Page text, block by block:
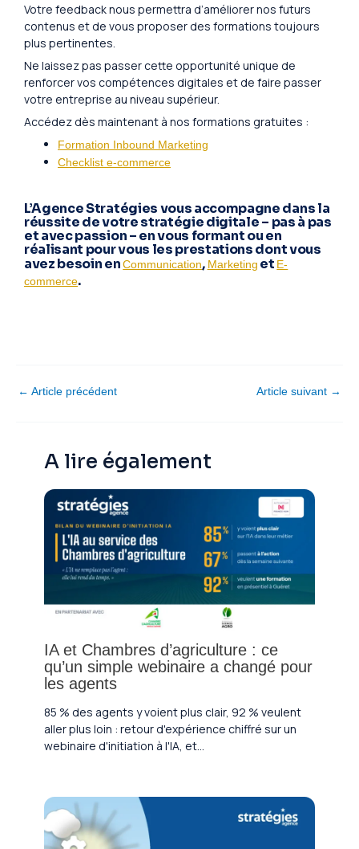
Votre feedback nous permettra d’améliorer nos futurs
contenus et de vous proposer des formations toujours
plus pertinentes.
Ne laissez pas passer cette opportunité unique de
renforcer vos compétences digitales et de faire passer
votre entreprise au niveau supérieur.
Accédez dès maintenant à nos formations gratuites :
Formation Inbound Marketing
Checklist e-commerce
L’Agence Stratégies vous accompagne dans la
réussite de votre stratégie digitale – pas à pas
et avec passion – en vous formant ou en
réalisant pour vous les prestations dont vous
avez besoin enCommunication, Marketing et E-
commerce.
← Article précédent Article suivant →
A lire également
IA et Chambres d’agriculture : ce
qu’un simple webinaire a changé pour
les agents
85 % des agents y voient plus clair, 92 % veulent
aller plus loin : retour d'expérience chiffré sur un
webinaire d'initiation à l'IA, et…